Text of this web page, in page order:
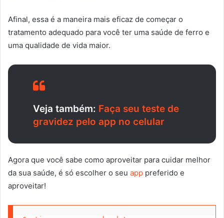
Afinal, essa é a maneira mais eficaz de começar o
tratamento adequado para você ter uma saúde de ferro e
uma qualidade de vida maior.
Veja também: Faça seu teste de
gravidez pelo app no celular
Agora que você sabe como aproveitar para cuidar melhor
da sua saúde, é só escolher o seu app preferido e
aproveitar!